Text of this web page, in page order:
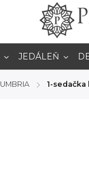
JEDÁLEŇ
UMBRIA / 1-sedačka